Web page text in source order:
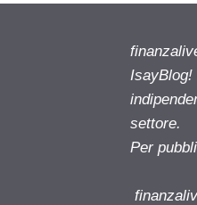
settore.
Per